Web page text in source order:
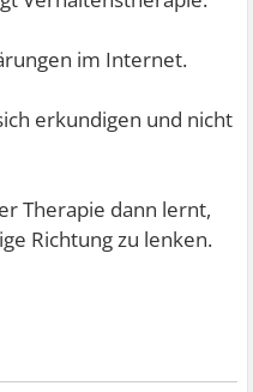
im Internet.
erkundigen und nicht
Therapie dann lernt,
Richtung zu lenken.